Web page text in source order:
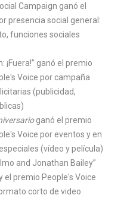
Campaign ganó el
presencia social general:
funciones sociales
¡Fuera!” ganó el premio
Voice por campaña
(publicidad,
ganó el premio
Voice por eventos y en
(vídeo y película)
and Jonathan Bailey”
el premio People's Voice
corto de video